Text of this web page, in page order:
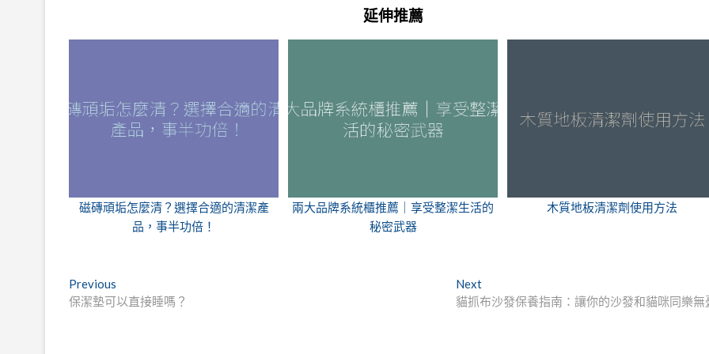
延伸推薦
磁磚頑垢怎麼清？選擇合適的清潔產
品，事半功倍！
兩大品牌系統櫃推薦｜享受整潔生活的
秘密武器
木質地板清潔劑使用方法
文
章
Previous
post:
保潔墊可以直接睡嗎？
NextNext
post:
貓抓布沙發保養指南：讓你的沙發和貓咪同樂無